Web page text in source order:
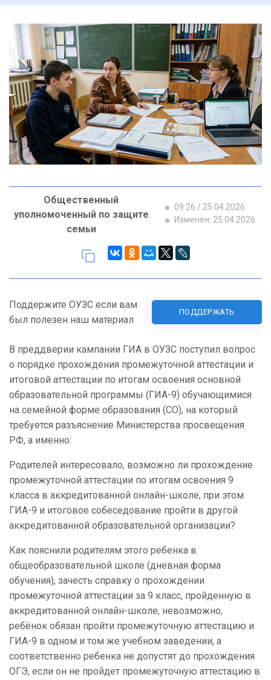
Общественный
уполномоченный по защите
семьи
09:26 / 25.04.2026
Изменен: 25.04.2026
Поддержите ОУЗС если вам
был полезен наш материал
ПОДДЕРЖАТЬ
В преддверии кампании ГИА в ОУЗС поступил вопрос
о порядке прохождения промежуточной аттестации и
итоговой аттестации по итогам освоения основной
образовательной программы (ГИА-9) обучающимися
на семейной форме образования (СО), на который
требуется разъяснение Министерства просвещения
РФ, а именно:
Родителей интересовало, возможно ли прохождение
промежуточной аттестации по итогам освоения 9
класса в аккредитованной онлайн-школе, при этом
ГИА-9 и итоговое собеседование пройти в другой
аккредитованной образовательной организации?
Как пояснили родителям этого ребенка в
общеобразовательной школе (дневная форма
обучения), зачесть справку о прохождении
промежуточной аттестации за 9 класс, пройденную в
аккредитованной онлайн-школе, невозможно,
ребёнок обязан пройти промежуточную аттестацию и
ГИА-9 в одном и том же учебном заведении, а
соответственно ребенка не допустят до прохождения
ОГЭ, если он не пройдет промежуточную аттестацию в